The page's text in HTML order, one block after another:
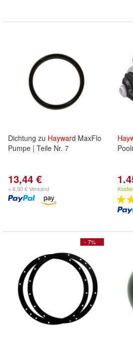
Dichtung zu Hayward MaxFlo
Pumpe | Teile Nr. 7
13,44 €
+ 6,90 € Versand
- 7%